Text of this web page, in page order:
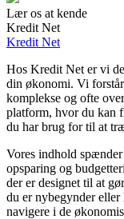
Lær os at kende
Kredit Net
Kredit Net
Hos Kredit Net er vi
din økonomi. Vi
komplekse og ofte
platform, hvor du kan
du har brug for til at
Vores indhold
opsparing og
der er designet til at
du er nybegynder
navigere i de